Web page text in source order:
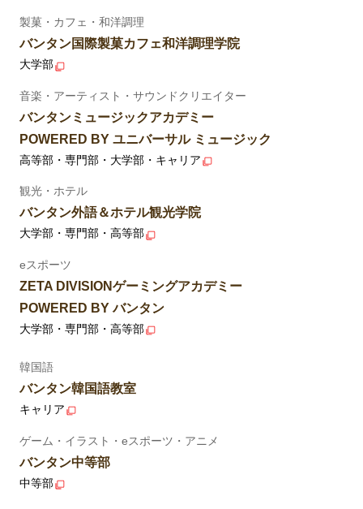
製菓・カフェ・和洋調理
バンタン国際製菓カフェ和洋調理学院
大学部
音楽・アーティスト・サウンドクリエイター
バンタンミュージックアカデミー
POWERED BY ユニバーサル ミュージック
高等部・専門部・大学部・キャリア
観光・ホテル
バンタン外語＆ホテル観光学院
大学部・専門部・高等部
eスポーツ
ZETA DIVISIONゲーミングアカデミー
POWERED BY バンタン
大学部・専門部・高等部
韓国語
バンタン韓国語教室
キャリア
ゲーム・イラスト・eスポーツ・アニメ
バンタン中等部
中等部